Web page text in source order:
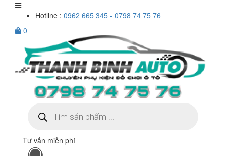
Hotline : 0962 665 345 - 0798 74 75 76
0
kiếm
sản
Tư vấn miễn phí